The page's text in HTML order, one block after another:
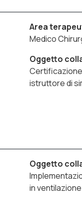
Area
Medico
Oggetto
istruttore di
Oggetto
in